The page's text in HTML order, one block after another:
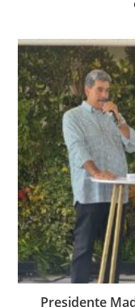
Presidente